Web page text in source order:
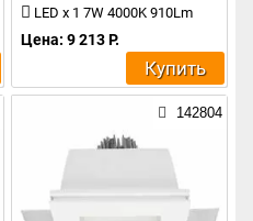
LED x 1 7W 4000K 910Lm
Цена: 9 213 Р.
Купить
142804